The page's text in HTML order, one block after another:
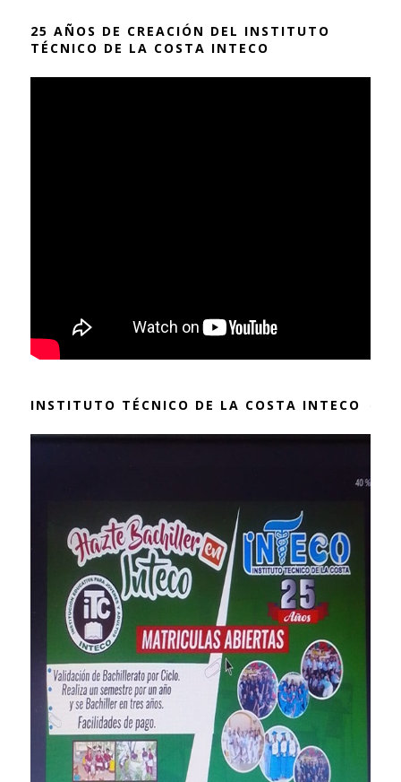
25 AÑOS DE CREACIÓN DEL INSTITUTO
TÉCNICO DE LA COSTA INTECO
INSTITUTO TÉCNICO DE LA COSTA INTECO